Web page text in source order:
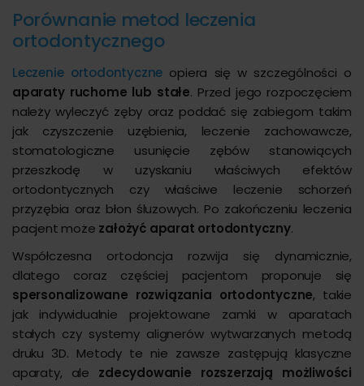
Porównanie metod leczenia
ortodontycznego
Leczenie ortodontyczne opiera się w szczególności o
aparaty ruchome lub stałe. Przed jego rozpoczęciem
należy wyleczyć zęby oraz poddać się zabiegom takim
jak czyszczenie uzębienia, leczenie zachowawcze,
stomatologiczne usunięcie zębów stanowiących
przeszkodę w uzyskaniu właściwych efektów
ortodontycznych czy właściwe leczenie schorzeń
przyzębia oraz błon śluzowych. Po zakończeniu leczenia
pacjent może założyć aparat ortodontyczny.
Współczesna ortodoncja rozwija się dynamicznie,
dlatego coraz częściej pacjentom proponuje się
spersonalizowane rozwiązania ortodontyczne, takie
jak indywidualnie projektowane zamki w aparatach
stałych czy systemy alignerów wytwarzanych metodą
druku 3D. Metody te nie zawsze zastępują klasyczne
aparaty, ale zdecydowanie rozszerzają możliwości